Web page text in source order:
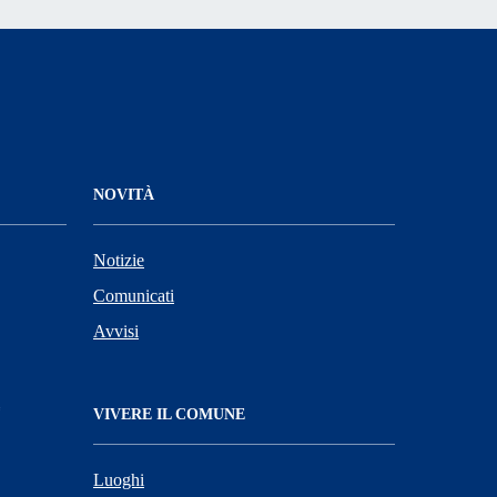
NOVITÀ
Notizie
Comunicati
Avvisi
VIVERE IL COMUNE
Luoghi